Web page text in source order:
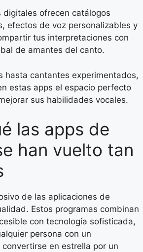
digitales ofrecen catálogos
efectos de voz personalizables y
tus interpretaciones con
de amantes del canto.
hasta cantantes experimentados,
estas apps el espacio perfecto
sus habilidades vocales.
las apps de
han vuelto tan
de las aplicaciones de
Estos programas combinan
con tecnología sofisticada,
persona con un
en estrella por un